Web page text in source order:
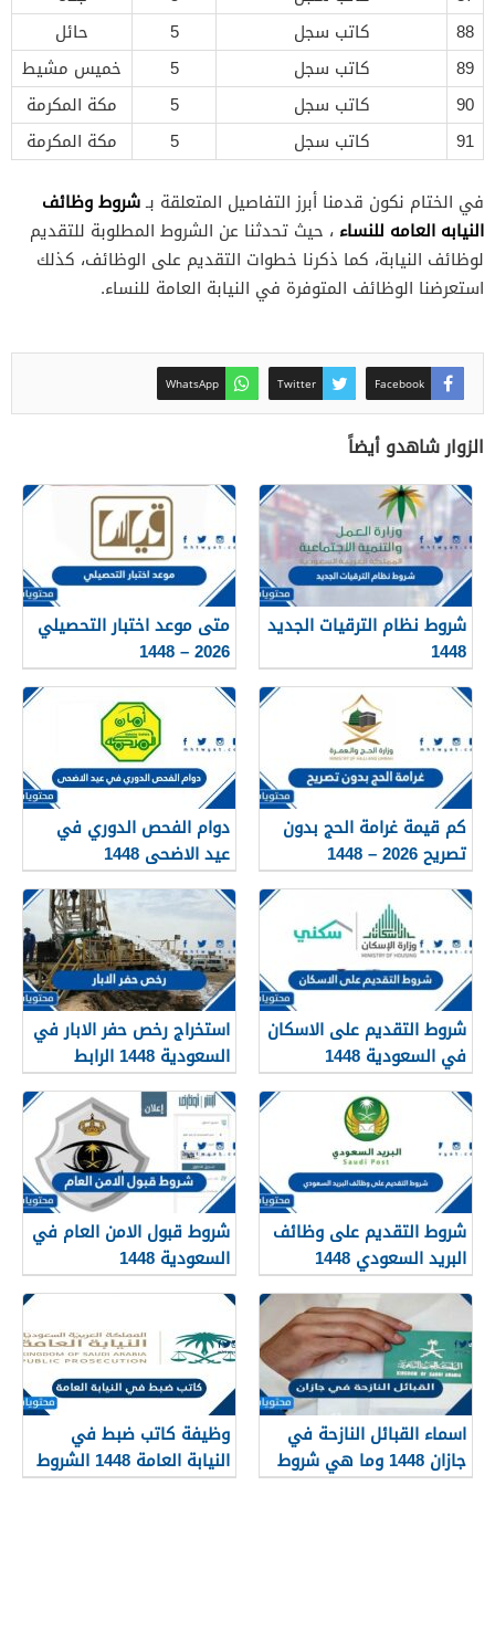
88
كاتب سجل 5
حائل
89
كاتب سجل 5
خميس مشيط
90
كاتب سجل 5
مكة المكرمة
91
كاتب سجل 5
مكة المكرمة
في الختام نكون قدمنا أبرز التفاصيل المتعلقة بـشروط وظائف
النيابه العامه للنساء ، حيث تحدثنا عن الشروط المطلوبة للتقديم
لوظائف النيابة، كما ذكرنا خطوات التقديم على الوظائف، كذلك
استعرضنا الوظائف المتوفرة في النيابة العامة للنساء.
Facebook
Twitter
WhatsApp
الزوار شاهدو أيضاً
شروط نظام الترقيات الجديد
1448
متى موعد اختبار التحصيلي
2026 – 1448
كم قيمة غرامة الحج بدون
تصريح 2026 – 1448
دوام الفحص الدوري في
عيد الاضحى 1448
شروط التقديم على الاسكان
في السعودية 1448
استخراج رخص حفر الابار في
السعودية 1448 الرابط
والشروط بالتفصيل
شروط التقديم على وظائف
البريد السعودي 1448
شروط قبول الامن العام في
السعودية 1448
اسماء القبائل النازحة في
جازان 1448 وما هي شروط
تجنيسها
وظيفة كاتب ضبط في
النيابة العامة 1448 الشروط
وطريقة التقديم